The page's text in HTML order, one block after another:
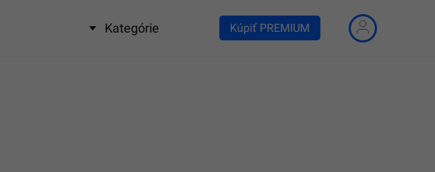
Kategórie Kúpiť PREMIUM